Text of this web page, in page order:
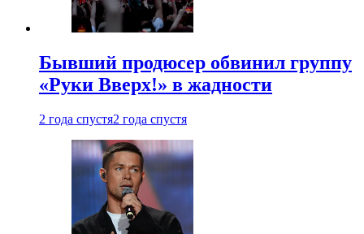
Бывший продюсер обвинил группу
«Руки Вверх!» в жадности
2 года спустя2 года спустя